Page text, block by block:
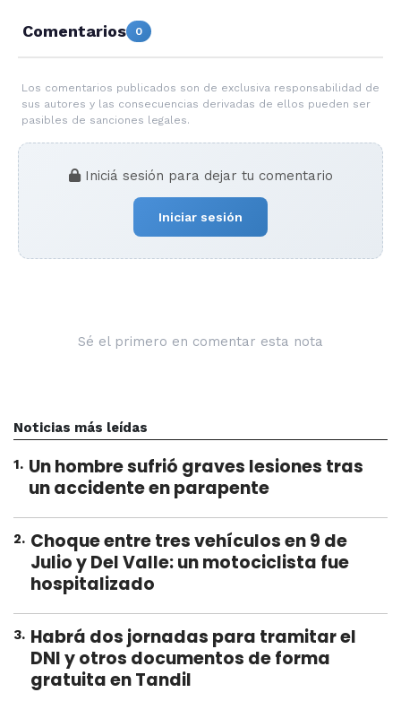
Comentarios 0
Los comentarios publicados son de exclusiva responsabilidad de
sus autores y las consecuencias derivadas de ellos pueden ser
pasibles de sanciones legales.
Iniciá sesión para dejar tu comentario
Iniciar sesión
Sé el primero en comentar esta nota
Noticias más leídas
1. Un hombre sufrió graves lesiones tras
un accidente en parapente
2. Choque entre tres vehículos en 9 de
Julio y Del Valle: un motociclista fue
hospitalizado
3. Habrá dos jornadas para tramitar el
DNI y otros documentos de forma
gratuita en Tandil